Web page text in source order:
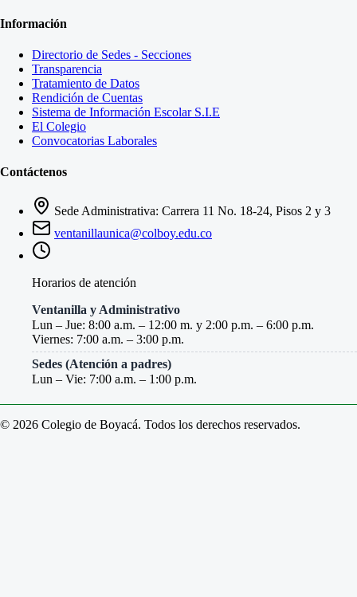
Información
Directorio de Sedes - Secciones
Transparencia
Tratamiento de Datos
Rendición de Cuentas
Sistema de Información Escolar S.I.E
El Colegio
Convocatorias Laborales
Contáctenos
Sede Administrativa: Carrera 11 No. 18-24, Pisos 2 y 3
ventanillaunica@colboy.edu.co
Horarios de atención
Ventanilla y Administrativo
Lun – Jue: 8:00 a.m. – 12:00 m. y 2:00 p.m. – 6:00 p.m.
Viernes: 7:00 a.m. – 3:00 p.m.
Sedes (Atención a padres)
Lun – Vie: 7:00 a.m. – 1:00 p.m.
© 2026 Colegio de Boyacá. Todos los derechos reservados.